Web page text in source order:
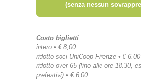
(senza nessun
Costo biglietti
intero • € 8,00
ridotto soci UniCoop Firenze • € 6,00
ridotto over 65 (fino alle ore 18.30,
prefestivi) • € 6,00